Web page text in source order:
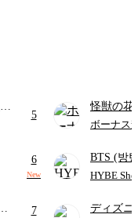
5
怪獣の
ードパー
ボーナス
6
New
BTS (방
HYBE
7
ディズ